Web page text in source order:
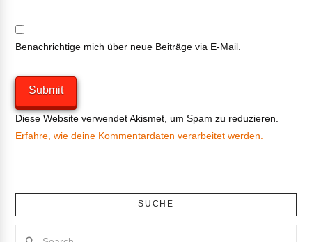
Benachrichtige mich über neue Beiträge via E-Mail.
Diese Website verwendet Akismet, um Spam zu reduzieren.
Erfahre, wie deine Kommentardaten verarbeitet werden.
SUCHE